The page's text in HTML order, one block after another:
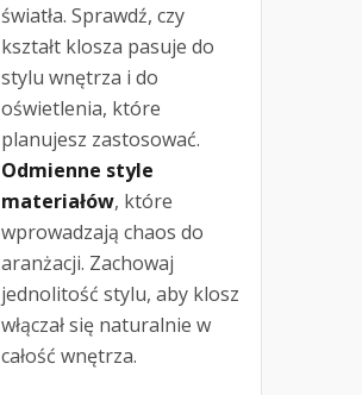
światła. Sprawdź, czy
kształt klosza pasuje do
stylu wnętrza i do
oświetlenia, które
planujesz zastosować.
Odmienne style
materiałów, które
wprowadzają chaos do
aranżacji. Zachowaj
jednolitość stylu, aby klosz
włączał się naturalnie w
całość wnętrza.